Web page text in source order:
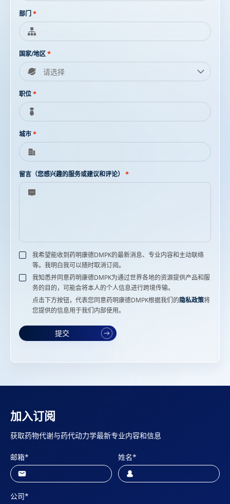
部门 *
国家/地区*
职位*
城市*
留言（您感兴趣的服务或建议和评论） *
我希望能收到药明康德DMPK的最新消息、专业内容和主动联络
等。我明白我可以随时取消订阅。
我知悉并同意药明康德DMPK为通过世界各地的资源提供产品和服
务的目的，可能会将本人的个人信息进行跨境传输。
点击下方按钮，代表您同意药明康德DMPK根据我们的隐私政策将
您提供的信息用于我们内部使用。
提交
加入订阅
获取药物代谢与药代动力学最新专业内容和信息
邮箱* 姓名*
公司*